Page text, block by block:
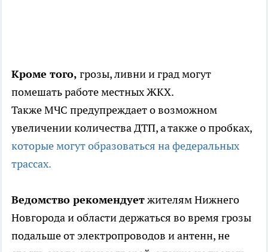
Кроме того, грозы, ливни и град могут
помешать работе местных ЖКХ.
Также МЧС предупреждает о возможном
увеличении количества ДТП, а также о пробках,
которые могут образоваться на федеральных
трассах.
Ведомство рекомендуетжителям Нижнего
Новгорода и области держаться во время грозы
подальше от электропроводов и антенн, не